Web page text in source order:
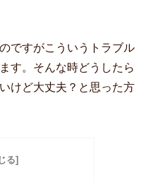
ですがこういうトラブル
す。そんな時どうしたら
けど大丈夫？と思った方